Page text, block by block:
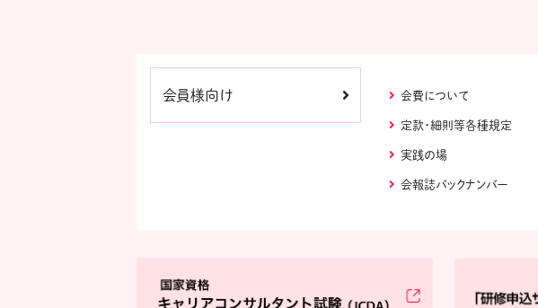
会員様向け 会費について
定款・細則等各種規定
実践の場
会報誌バックナンバー